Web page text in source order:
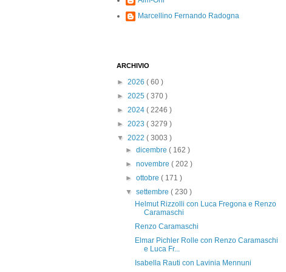
Marcellino Fernando Radogna
ARCHIVIO
► 2026 ( 60 )
► 2025 ( 370 )
► 2024 ( 2246 )
► 2023 ( 3279 )
▼ 2022 ( 3003 )
►dicembre( 162 )
►novembre( 202 )
►ottobre( 171 )
▼settembre( 230 )
Helmut Rizzolli con Luca Fregona e Renzo
Caramaschi
Renzo Caramaschi
Elmar Pichler Rolle con Renzo Caramaschi
e Luca Fr...
Isabella Rauti con Lavinia Mennuni